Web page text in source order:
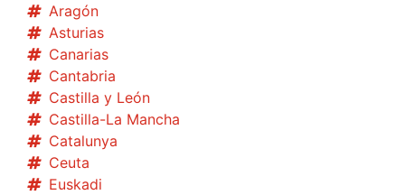
Aragón
Asturias
Canarias
Cantabria
Castilla y León
Castilla-La Mancha
Catalunya
Ceuta
Euskadi